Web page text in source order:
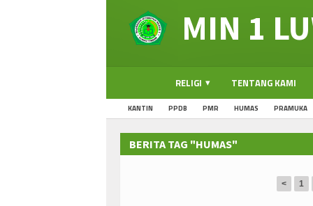
MIN 1
RELIGI TENTANG KAMI
KANTIN PPDB PMR HUMAS PRAMUKA
BERITA TAG "HUMAS"
< 1